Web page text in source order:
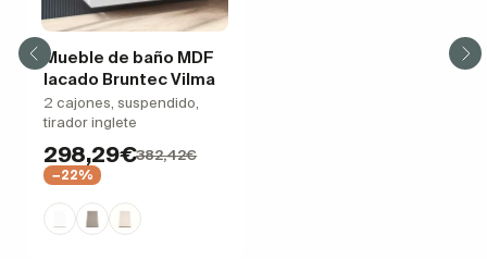
Mueble de baño MDF
lacado Bruntec Vilma
2 cajones, suspendido,
tirador inglete
298,29€382,42€
−22%